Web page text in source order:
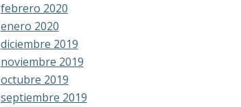
febrero 2020
enero 2020
diciembre 2019
noviembre 2019
octubre 2019
septiembre 2019